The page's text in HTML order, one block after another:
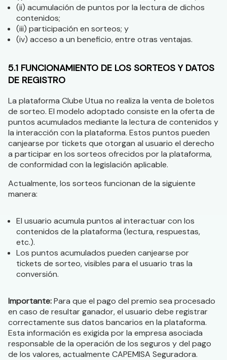
(ii) acumulación de puntos por la lectura de dichos
contenidos;
(iii) participación en sorteos; y
(iv) acceso a un beneficio, entre otras ventajas.
5.1 FUNCIONAMIENTO DE LOS SORTEOS Y DATOS
DE REGISTRO
La plataforma Clube Utua no realiza la venta de boletos
de sorteo. El modelo adoptado consiste en la oferta de
puntos acumulados mediante la lectura de contenidos y
la interacción con la plataforma. Estos puntos pueden
canjearse por tickets que otorgan al usuario el derecho
a participar en los sorteos ofrecidos por la plataforma,
de conformidad con la legislación aplicable.
Actualmente, los sorteos funcionan de la siguiente
manera:
El usuario acumula puntos al interactuar con los
contenidos de la plataforma (lectura, respuestas,
etc.).
Los puntos acumulados pueden canjearse por
tickets de sorteo, visibles para el usuario tras la
conversión.
Importante:Para que el pago del premio sea procesado
en caso de resultar ganador, el usuario debe registrar
correctamente sus datos bancarios en la plataforma.
Esta información es exigida por la empresa asociada
responsable de la operación de los seguros y del pago
de los valores, actualmente CAPEMISA Seguradora.